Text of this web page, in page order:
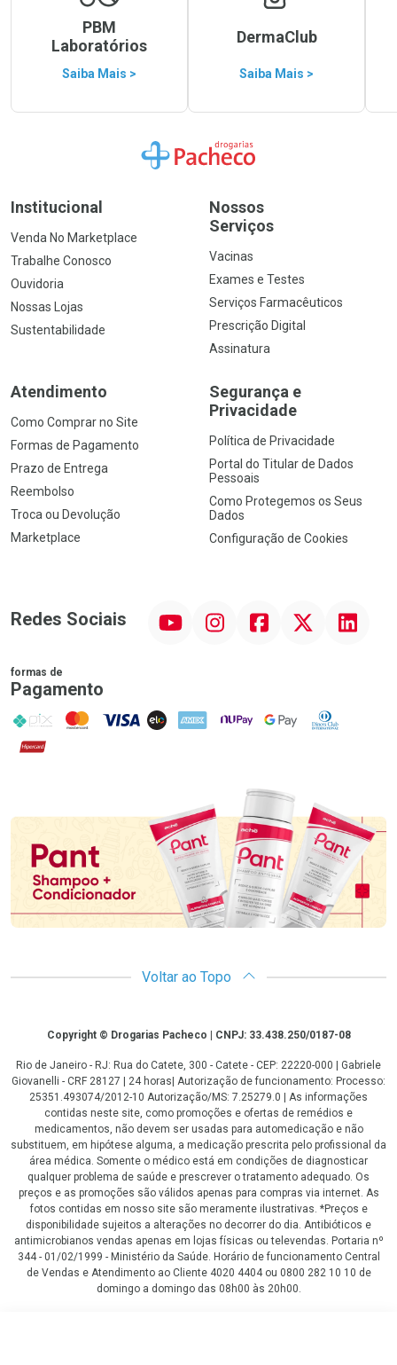
PBM
Laboratórios
Saiba Mais >
DermaClub
Saiba Mais >
Ir para a Home
Institucional
Venda No Marketplace
Trabalhe Conosco
Ouvidoria
Nossas Lojas
Sustentabilidade
Nossos
Serviços
Vacinas
Exames e Testes
Serviços Farmacêuticos
Prescrição Digital
Assinatura
Atendimento
Como Comprar no Site
Formas de Pagamento
Prazo de Entrega
Reembolso
Troca ou Devolução
Marketplace
Segurança e
Privacidade
Política de Privacidade
Portal do Titular de Dados
Pessoais
Como Protegemos os Seus
Dados
Configuração de Cookies
Redes Sociais InstagramFacebook Linkedin
formas de
Pagamento
PIX MasterCard
VISA ELO AMEX NuPay Google PayDiners Club
Hipercard
Promoção em Destaque
Voltar ao Topo
CopyrightCopyright © Drogarias Pacheco | CNPJ: 33.438.250/0187-08
Rio de Janeiro - RJ: Rua do Catete, 300 - Catete - CEP: 22220-000 | Gabriele
Giovanelli - CRF 28127 | 24 horas| Autorização de funcionamento: Processo:
25351.493074/2012-10 Autorização/MS: 7.25279.0 | As informações
contidas neste site, como promoções e ofertas de remédios e
medicamentos, não devem ser usadas para automedicação e não
substituem, em hipótese alguma, a medicação prescrita pelo profissional da
área médica. Somente o médico está em condições de diagnosticar
qualquer problema de saúde e prescrever o tratamento adequado. Os
preços e as promoções são válidos apenas para compras via internet. As
fotos contidas em nosso site são meramente ilustrativas. *Preços e
disponibilidade sujeitos a alterações no decorrer do dia. Antibióticos e
antimicrobianos vendas apenas em lojas físicas ou televendas. Portaria nº
344 - 01/02/1999 - Ministério da Saúde. Horário de funcionamento Central
de Vendas e Atendimento ao Cliente 4020 4404 ou 0800 282 10 10 de
domingo a domingo das 08h00 às 20h00.